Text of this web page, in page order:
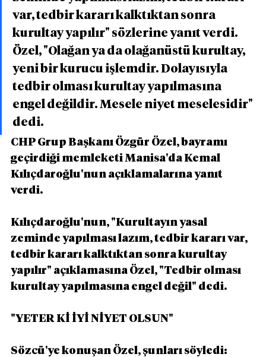
var, tedbir kararı kalktıktan sonra
kurultay yapılır" sözlerine yanıt verdi.
Özel, "Olağan ya da olağanüstü kurultay,
yeni bir kurucu işlemdir. Dolayısıyla
tedbir olması kurultay yapılmasına
engel değildir. Mesele niyet meselesidir"
dedi.
CHP Grup Başkanı Özgür Özel, bayramı
geçirdiği memleketi Manisa'da Kemal
Kılıçdaroğlu'nun açıklamalarına yanıt
verdi.
Kılıçdaroğlu'nun, "Kurultayın yasal
zeminde yapılması lazım, tedbir kararı var,
tedbir kararı kalktıktan sonra kurultay
yapılır" açıklamasına Özel, "Tedbir olması
kurultay yapılmasına engel değil" dedi.
"YETER Kİ İYİ NİYET OLSUN"
Sözcü'ye konuşan Özel, şunları söyledi: